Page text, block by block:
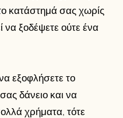
κατάστημά σας χωρίς
να ξοδέψετε ούτε ένα
εξοφλήσετε το
δάνειο και να
χρήματα, τότε